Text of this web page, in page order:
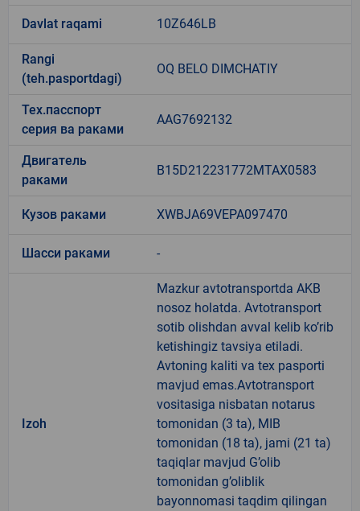
Davlat raqami 10Z646LB
Rangi
(teh.pasportdagi)
OQ BELO DIMCHATIY
Тех.пасспорт
серия ва раками
AAG7692132
Двигатель
раками
B15D212231772MTAX0583
Кузов раками XWBJA69VEPA097470
Шасси раками -
Izoh
Mazkur avtotransportda AKB
nosoz holatda. Avtotransport
sotib olishdan avval kelib ko’rib
ketishingiz tavsiya etiladi.
Avtoning kaliti va tex pasporti
mavjud emas.Avtotransport
vositasiga nisbatan notarus
tomonidan (3 ta), MIB
tomonidan (18 ta), jami (21 ta)
taqiqlar mavjud G’olib
tomonidan g’oliblik
bayonnomasi taqdim qilingan